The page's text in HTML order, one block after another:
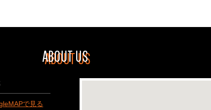
ABOUT US
で見る